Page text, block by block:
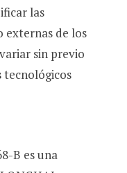
las
externas de los
sin previo
tecnológicos
B es una